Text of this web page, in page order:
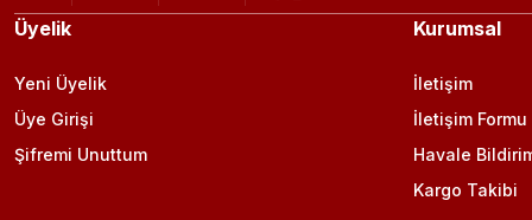
Üyelik
Yeni Üyelik
Üye Girişi
Şifremi Unuttum
Kurumsal
İletişim
İletişim Formu
Havale
Kargo Takibi